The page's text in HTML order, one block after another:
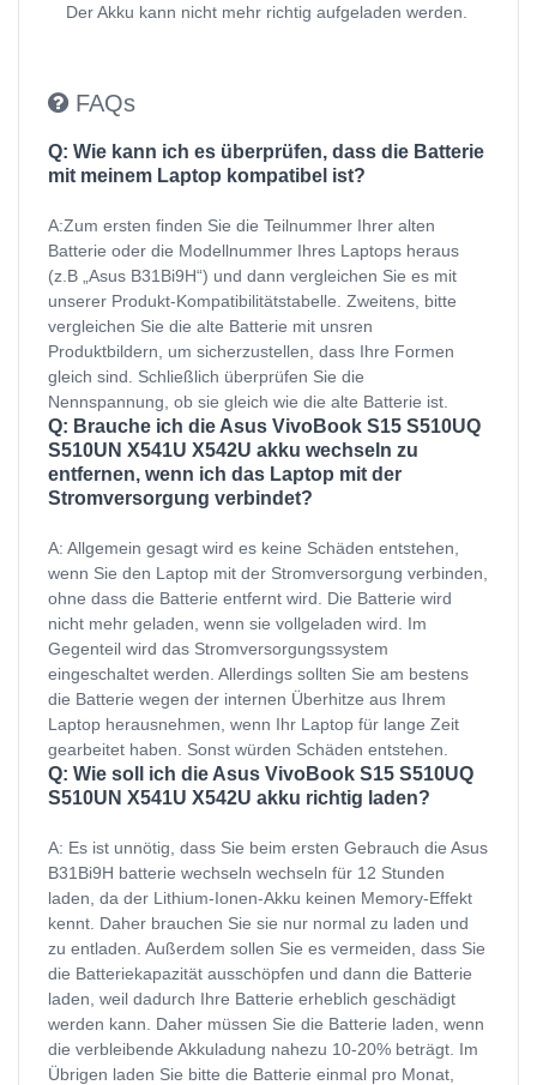
Der Akku kann nicht mehr richtig aufgeladen werden.
FAQs
Q: Wie kann ich es überprüfen, dass die Batterie
mit meinem Laptop kompatibel ist?
A:Zum ersten finden Sie die Teilnummer Ihrer alten
Batterie oder die Modellnummer Ihres Laptops heraus
(z.B „Asus B31Bi9H“) und dann vergleichen Sie es mit
unserer Produkt-Kompatibilitätstabelle. Zweitens, bitte
vergleichen Sie die alte Batterie mit unsren
Produktbildern, um sicherzustellen, dass Ihre Formen
gleich sind. Schließlich überprüfen Sie die
Nennspannung, ob sie gleich wie die alte Batterie ist.
Q: Brauche ich die Asus VivoBook S15 S510UQ
S510UN X541U X542U akku wechseln zu
entfernen, wenn ich das Laptop mit der
Stromversorgung verbindet?
A: Allgemein gesagt wird es keine Schäden entstehen,
wenn Sie den Laptop mit der Stromversorgung verbinden,
ohne dass die Batterie entfernt wird. Die Batterie wird
nicht mehr geladen, wenn sie vollgeladen wird. Im
Gegenteil wird das Stromversorgungssystem
eingeschaltet werden. Allerdings sollten Sie am bestens
die Batterie wegen der internen Überhitze aus Ihrem
Laptop herausnehmen, wenn Ihr Laptop für lange Zeit
gearbeitet haben. Sonst würden Schäden entstehen.
Q: Wie soll ich die Asus VivoBook S15 S510UQ
S510UN X541U X542U akku richtig laden?
A: Es ist unnötig, dass Sie beim ersten Gebrauch die Asus
B31Bi9H batterie wechseln wechseln für 12 Stunden
laden, da der Lithium-Ionen-Akku keinen Memory-Effekt
kennt. Daher brauchen Sie sie nur normal zu laden und
zu entladen. Außerdem sollen Sie es vermeiden, dass Sie
die Batteriekapazität ausschöpfen und dann die Batterie
laden, weil dadurch Ihre Batterie erheblich geschädigt
werden kann. Daher müssen Sie die Batterie laden, wenn
die verbleibende Akkuladung nahezu 10-20% beträgt. Im
Übrigen laden Sie bitte die Batterie einmal pro Monat,